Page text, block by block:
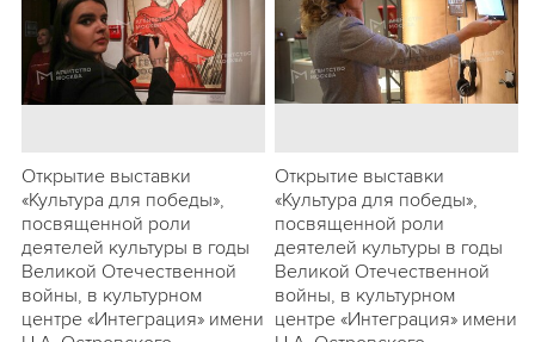
Открытие выставки
«Культура для победы»,
посвященной роли
деятелей культуры в годы
Великой Отечественной
войны, в культурном
центре «Интеграция» имени
Открытие выставки
«Культура для победы»,
посвященной роли
деятелей культуры в годы
Великой Отечественной
войны, в культурном
центре «Интеграция» имени